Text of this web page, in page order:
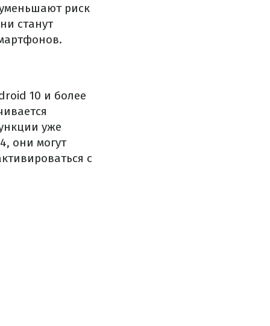
риск
станут
10 и более
уже
они могут
с